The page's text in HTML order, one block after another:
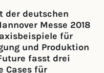
der deutschen
Messe 2018
für
und Produktion
fasst drei
Cases für